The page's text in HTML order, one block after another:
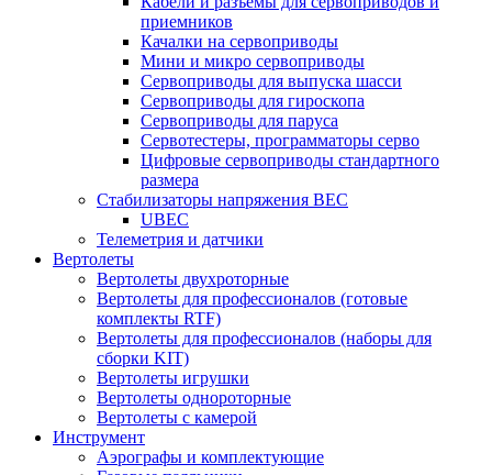
приемников
Качалки на сервоприводы
Мини и микро сервоприводы
Сервоприводы для выпуска шасси
Сервоприводы для гироскопа
Сервоприводы для паруса
Сервотестеры, программаторы серво
Цифровые сервоприводы стандартного
размера
Стабилизаторы напряжения BEC
UBEC
Телеметрия и датчики
Вертолеты
Вертолеты двухроторные
Вертолеты для профессионалов (готовые
комплекты RTF)
Вертолеты для профессионалов (наборы для
сборки KIT)
Вертолеты игрушки
Вертолеты однороторные
Вертолеты с камерой
Инструмент
Аэрографы и комплектующие